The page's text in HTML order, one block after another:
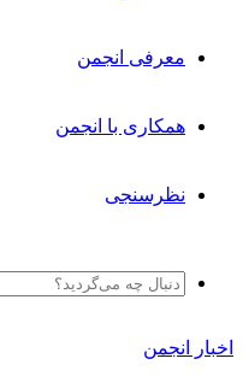
معرفی انجمن
همکاری با انجمن
نظرسنجی
اخبار انجمن